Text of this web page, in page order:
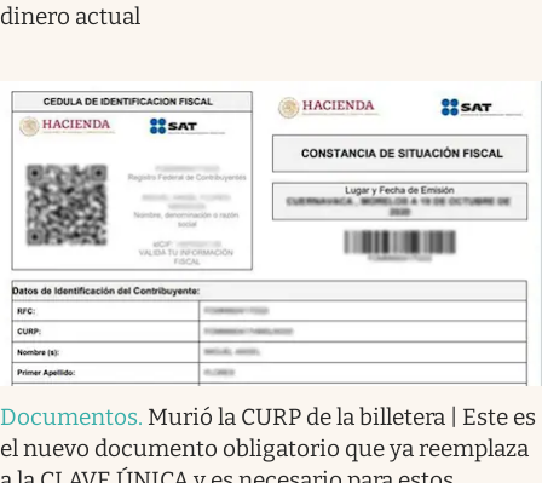
dinero actual
Documentos. Murió la CURP de la billetera | Este es
el nuevo documento obligatorio que ya reemplaza